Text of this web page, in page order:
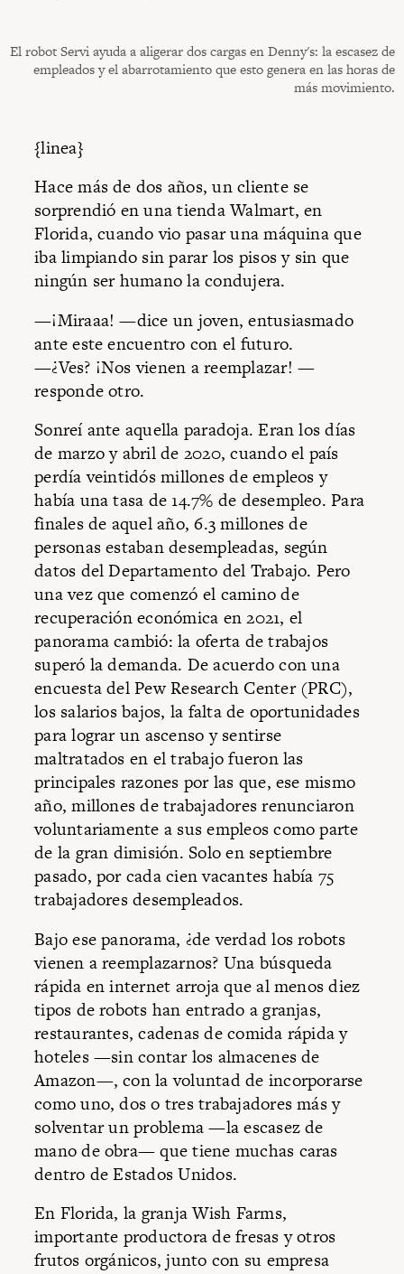
El robot Servi ayuda a aligerar dos cargas en Denny's: la escasez de
empleados y el abarrotamiento que esto genera en las horas de
más movimiento.
{linea}
Hace más de dos años, un cliente se
sorprendió en una tienda Walmart, en
Florida, cuando vio pasar una máquina que
iba limpiando sin parar los pisos y sin que
ningún ser humano la condujera.
—¡Miraaa! —dice un joven, entusiasmado
ante este encuentro con el futuro.
—¿Ves? ¡Nos vienen a reemplazar! —
responde otro.
Sonreí ante aquella paradoja. Eran los días
de marzo y abril de 2020, cuando el país
perdía veintidós millones de empleos y
había una tasa de 14.7% de desempleo. Para
finales de aquel año, 6.3 millones de
personas estaban desempleadas, según
datos del Departamento del Trabajo. Pero
una vez que comenzó el camino de
recuperación económica en 2021, el
panorama cambió: la oferta de trabajos
superó la demanda. De acuerdo con una
encuesta del Pew Research Center (PRC),
los salarios bajos, la falta de oportunidades
para lograr un ascenso y sentirse
maltratados en el trabajo fueron las
principales razones por las que, ese mismo
año, millones de trabajadores renunciaron
voluntariamente a sus empleos como parte
de la gran dimisión. Solo en septiembre
pasado, por cada cien vacantes había 75
trabajadores desempleados.
Bajo ese panorama, ¿de verdad los robots
vienen a reemplazarnos? Una búsqueda
rápida en internet arroja que al menos diez
tipos de robots han entrado a granjas,
restaurantes, cadenas de comida rápida y
hoteles —sin contar los almacenes de
Amazon—, con la voluntad de incorporarse
como uno, dos o tres trabajadores más y
solventar un problema —la escasez de
mano de obra— que tiene muchas caras
dentro de Estados Unidos.
En Florida, la granja Wish Farms,
importante productora de fresas y otros
frutos orgánicos, junto con su empresa